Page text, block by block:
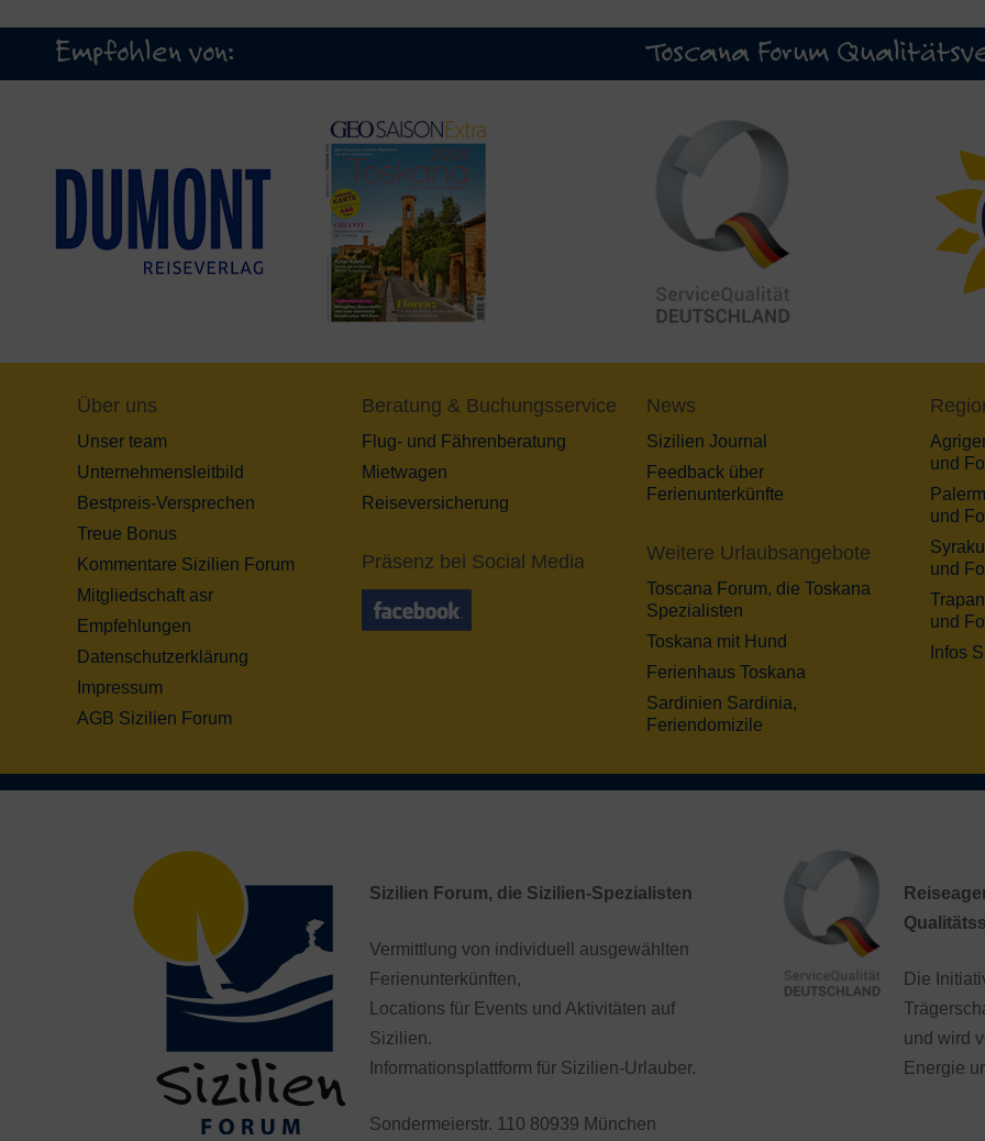
Empfohlen von: Toscana Forum
Über uns
Unser team
Unternehmensleitbild
Bestpreis-Versprechen
Treue Bonus
Kommentare Sizilien Forum
Mitgliedschaft asr
Empfehlungen
Datenschutzerklärung
Impressum
AGB Sizilien Forum
Beratung & Buchungsservice
Flug- und Fährenberatung
Mietwagen
Reiseversicherung
Präsenz bei Social Media
News
Sizilien Journal
Feedback über
Ferienunterkünfte
Weitere Urlaubsangebote
Toscana Forum, die Toskana
Spezialisten
Toskana mit Hund
Ferienhaus Toskana
Sardinien Sardinia,
Feriendomizile
und
und
und
und
Infos
Sizilien Forum, die Sizilien-Spezialisten
Vermittlung von individuell ausgewählten
Ferienunterkünften,
Locations für Events und Aktivitäten auf
Sizilien.
Informationsplattform für Sizilien-Urlauber.
Sondermeierstr. 110 80939 München
Die
und wird
Energie